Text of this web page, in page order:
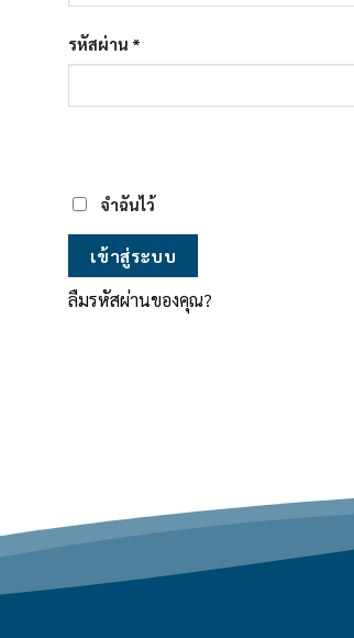
รหัสผ่าน *
จำฉันไว้
เข้าสู่ระบบ
ลืมรหัสผ่านของคุณ?